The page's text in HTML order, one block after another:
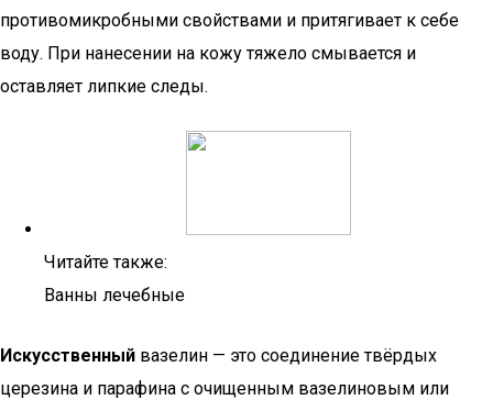
противомикробными свойствами и притягивает к себе
воду. При нанесении на кожу тяжело смывается и
оставляет липкие следы.
Читайте также:
Ванны лечебные
Искусственный вазелин — это соединение твёрдых
церезина и парафина с очищенным вазелиновым или